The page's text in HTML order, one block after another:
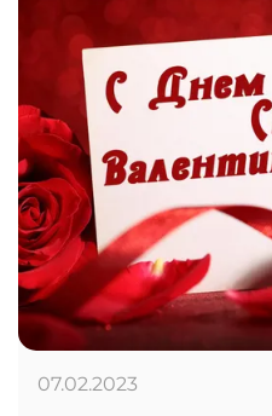
07.02.2023